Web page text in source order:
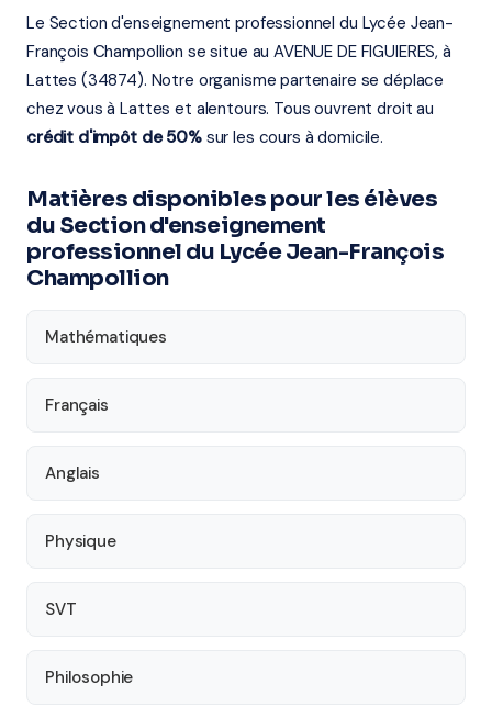
Le Section d'enseignement professionnel du Lycée Jean-
François Champollion se situe au AVENUE DE FIGUIERES, à
Lattes (34874). Notre organisme partenaire se déplace
chez vous à Lattes et alentours. Tous ouvrent droit au
crédit d'impôt de 50%sur les cours à domicile.
Matières disponibles pour les élèves
du Section d'enseignement
professionnel du Lycée Jean-François
Champollion
Mathématiques
Français
Anglais
Physique
SVT
Philosophie